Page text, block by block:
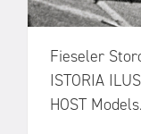
Fieseler
ISTORIA
HOST Models.